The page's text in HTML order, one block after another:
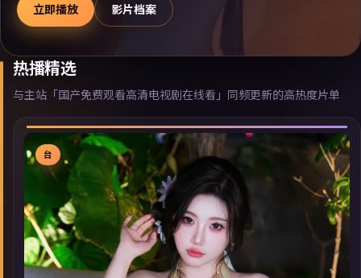
立即播放 影片档案
热播精选
与主站「国产免费观看高清电视剧在线看」同频更新的高热度片单
▶
台